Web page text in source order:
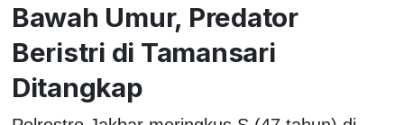
Bawah Umur, Predator
Beristri di Tamansari
Ditangkap